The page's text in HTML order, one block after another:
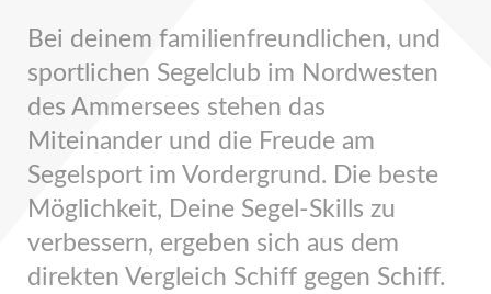
Bei deinem familienfreundlichen, und
sportlichen Segelclub im Nordwesten
des Ammersees stehen das
Miteinander und die Freude am
Segelsport im Vordergrund. Die beste
Möglichkeit, Deine Segel-Skills zu
verbessern, ergeben sich aus dem
direkten Vergleich Schiff gegen Schiff.